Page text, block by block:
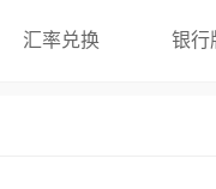
汇率兑换 银行